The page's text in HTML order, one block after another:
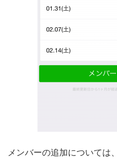
メンバーの追加については